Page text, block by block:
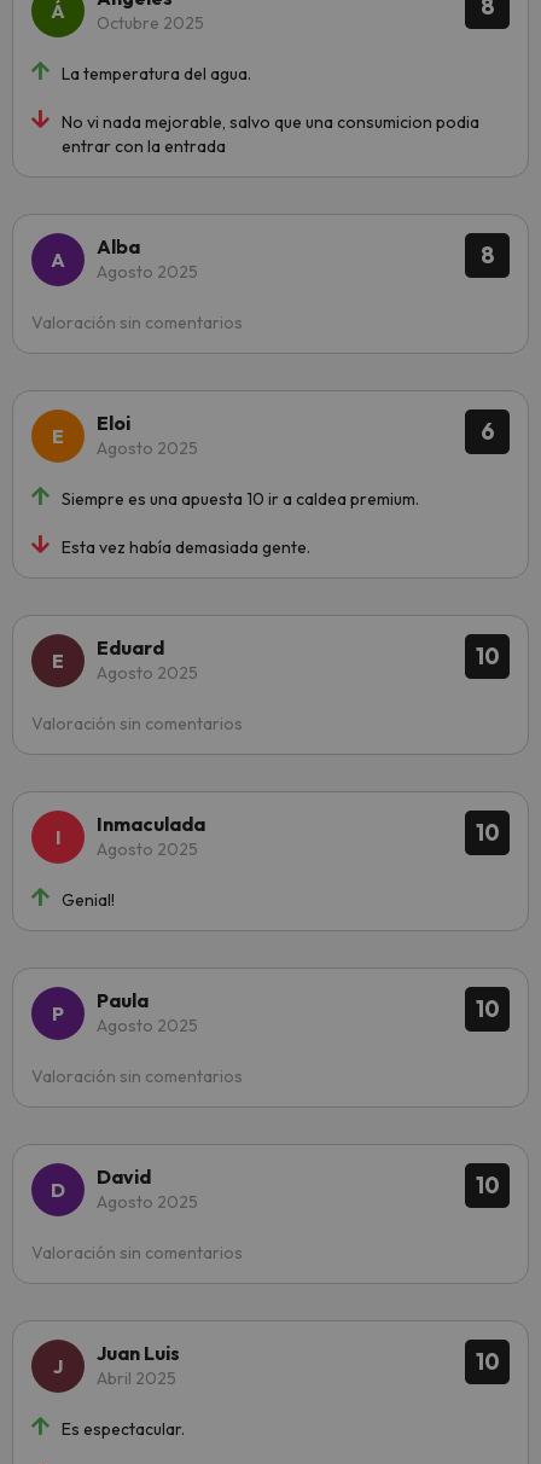
8
Octubre 2025
La temperatura del agua.
No vi nada mejorable, salvo que una consumicion podia
entrar con la entrada
8
Alba
Agosto 2025
Valoración sin comentarios
6
Eloi
Agosto 2025
Siempre es una apuesta 10 ir a caldea premium.
Esta vez había demasiada gente.
10
Eduard
Agosto 2025
Valoración sin comentarios
10
Inmaculada
Agosto 2025
Genial!
10
Paula
Agosto 2025
Valoración sin comentarios
10
David
Agosto 2025
Valoración sin comentarios
10
Juan Luis
Abril 2025
Es espectacular.